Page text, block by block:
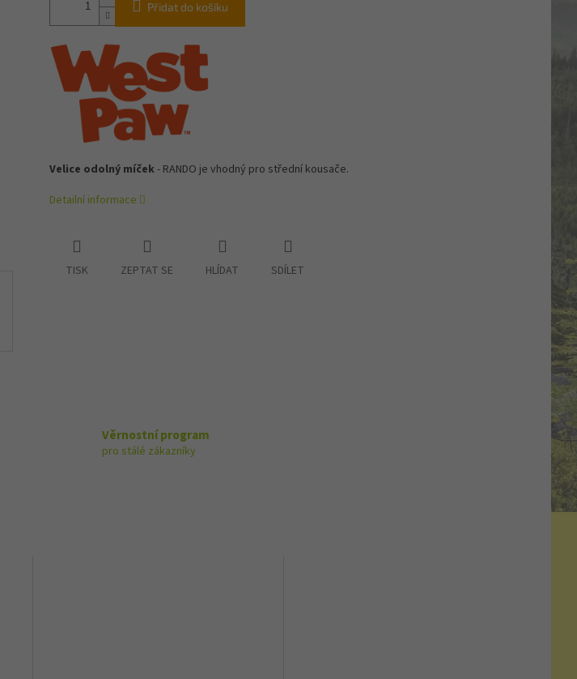
Přidat do košíku
Velice odolný míček- RANDO je vhodný pro střední kousače.
Detailní informace
TISK ZEPTAT SE HLÍDAT SDÍLET
Věrnostní program
pro stálé zákazníky